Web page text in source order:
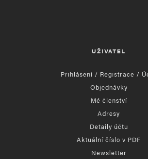
UŽIVATEL
Přihlášení / Registrace /
Objednávky
Mé členství
Adresy
Detaily účtu
Aktuální číslo v PDF
Newsletter